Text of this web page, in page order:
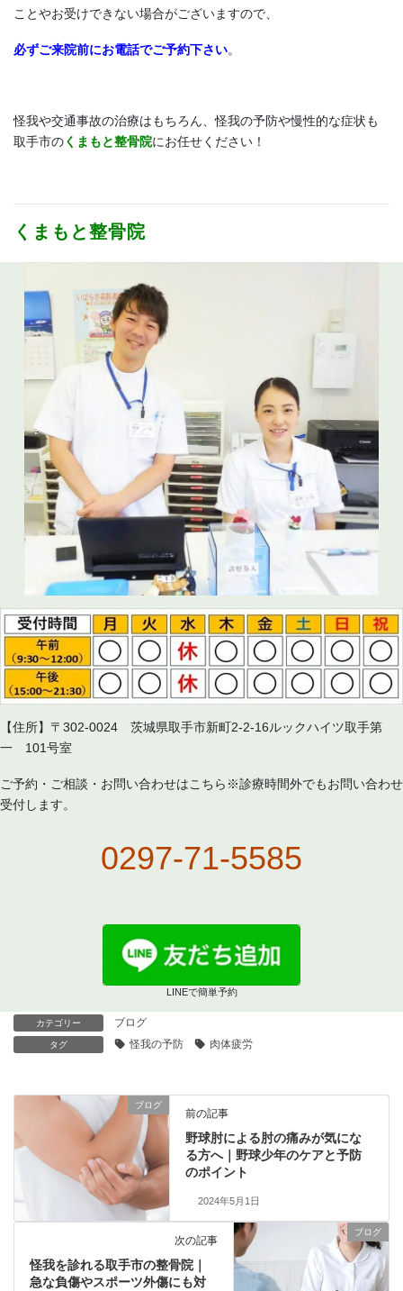
ことやお受けできない場合がございますので、
必ずご来院前にお電話でご予約下さい。
怪我や交通事故の治療はもちろん、怪我の予防や慢性的な症状も
取手市のくまもと整骨院にお任せください！
くまもと整骨院
【住所】〒302-0024 茨城県取手市新町2-2-16ルックハイツ取手第
一 101号室
ご予約・ご相談・お問い合わせはこちら※診療時間外でもお問い合わせ
受付します。
0297-71-5585
LINEで簡単予約
カテゴリー ブログ
タグ 怪我の予防 肉体疲労
ブログ
前の記事
野球肘による肘の痛みが気にな
る方へ｜野球少年のケアと予防
のポイント
2024年5月1日
ブログ
次の記事
怪我を診れる取手市の整骨院｜
急な負傷やスポーツ外傷にも対